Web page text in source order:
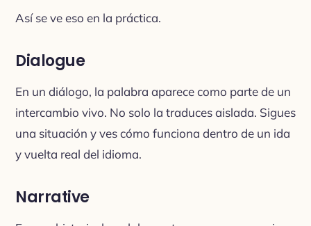
Así se ve eso en la práctica.
Dialogue
En un diálogo, la palabra aparece como parte de un
intercambio vivo. No solo la traduces aislada. Sigues
una situación y ves cómo funciona dentro de un ida
y vuelta real del idioma.
Narrative